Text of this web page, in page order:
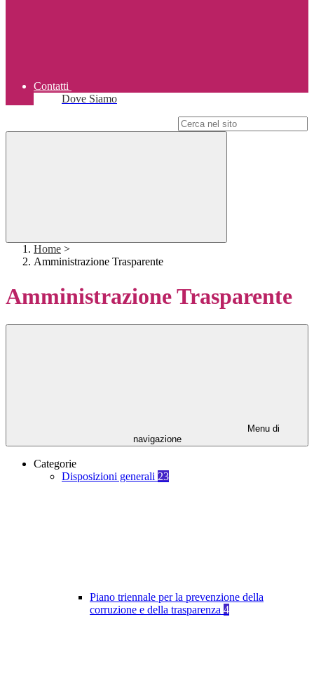
Contatti
Dove Siamo
Home >
Amministrazione Trasparente
Amministrazione Trasparente
Menu di
navigazione
Categorie
Disposizioni generali 23
Piano triennale per la prevenzione della
corruzione e della trasparenza 4